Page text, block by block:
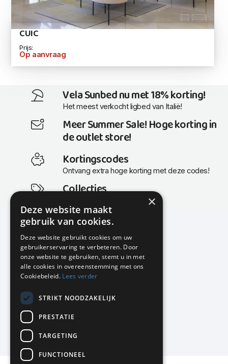
CUIC
Prijs:
Op aanvraag
Vela Sunbed nu met 18% korting!
Het meest verkocht ligbed van Italië!
Meer Summer Sale! Hoge korting in
de outlet store!
Kortingscodes
Ontvang extra hoge korting met deze codes!
Collecties
Actuele en populaire collecties
KMP Kantoormeubilair
Airport Business Park
Frankfurtstraat 29-31
1175 RH Lijnden
020-617 01 26
info@kmpkantoormeubilair.nl
Facebook
Instagram
×
Deze website maakt
gebruik van cookies.
Deze website gebruikt cookies om uw
gebruikerservaring te verbeteren. Door
onze website te gebruiken, stemt u in met
alle cookies in overeenstemming met ons
Cookiebeleid. Lees verder
STRIKT NOODZAKELIJK
PRESTATIE
TARGETING
FUNCTIONEEL